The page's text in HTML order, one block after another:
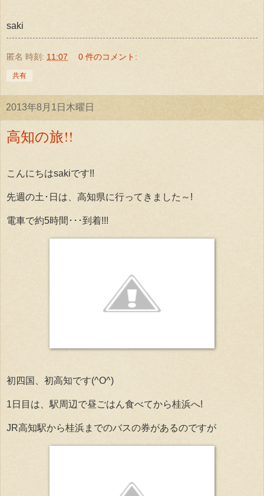
saki
匿名 時刻: 11:07 0 件のコメント:
共有
2013年8月1日木曜日
高知の旅!!
こんにちはsakiです!!
先週の土･日は、高知県に行ってきました～!
電車で約5時間･･･到着!!!
初四国、初高知です(^O^)
1日目は、駅周辺で昼ごはん食べてから桂浜へ!
JR高知駅から桂浜までのバスの券があるのですが